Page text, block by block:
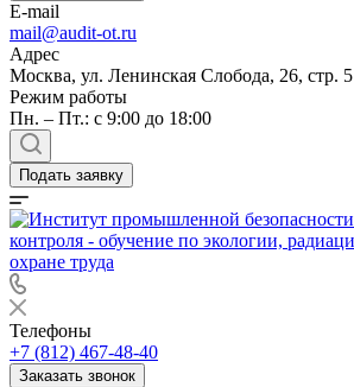
E-mail
mail@audit-ot.ru
Адрес
Москва, ул. Ленинская Слобода, 26, стр. 5
Режим работы
Пн. – Пт.: с 9:00 до 18:00
Подать заявку
Телефоны
+7 (812) 467-48-40
Заказать звонок